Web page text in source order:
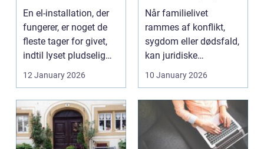
opgaven
En el-installation, der
fungerer, er noget de
fleste tager for givet,
indtil lyset pludselig
går, el...
12 January 2026
familien
Når familielivet
rammes af konflikt,
sygdom eller dødsfald,
kan juridiske
spørgsmål hurtigt
vokse si...
10 January 2026